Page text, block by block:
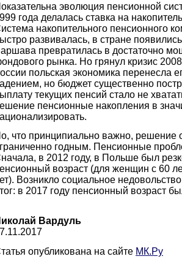
эволюция пенсионной
года делалась ставка на
накопительного пенсионного
развивалась, в стране
превратилась в достаточно
рынка. Но грянул кризис
польская экономика перенесла
но бюджет существенно
текущих пенсий стало не
пенсионные накопления в
что принципиально важно, решение
годным. Пенсионные
в 2012 году, в Польше был
возраст (для женщин с 60
Возникло социальное
в 2017 году пенсионный возраст
Вардуль
опубликована на сайте МК.Ру